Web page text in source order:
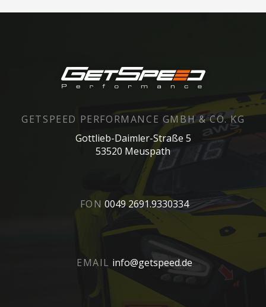
GETSPEED PERFORMANCE GMBH & CO. KG
Gottlieb-Daimler-Straße 5
53520 Meuspath
FON 0049 2691.9330334
EMAIL info@getspeed.de